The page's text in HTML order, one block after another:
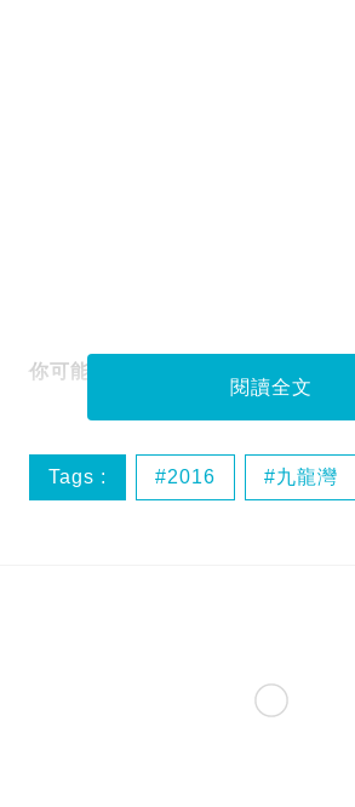
你可能有興趣的文章
閱讀全文
Tags : 2016 九龍灣